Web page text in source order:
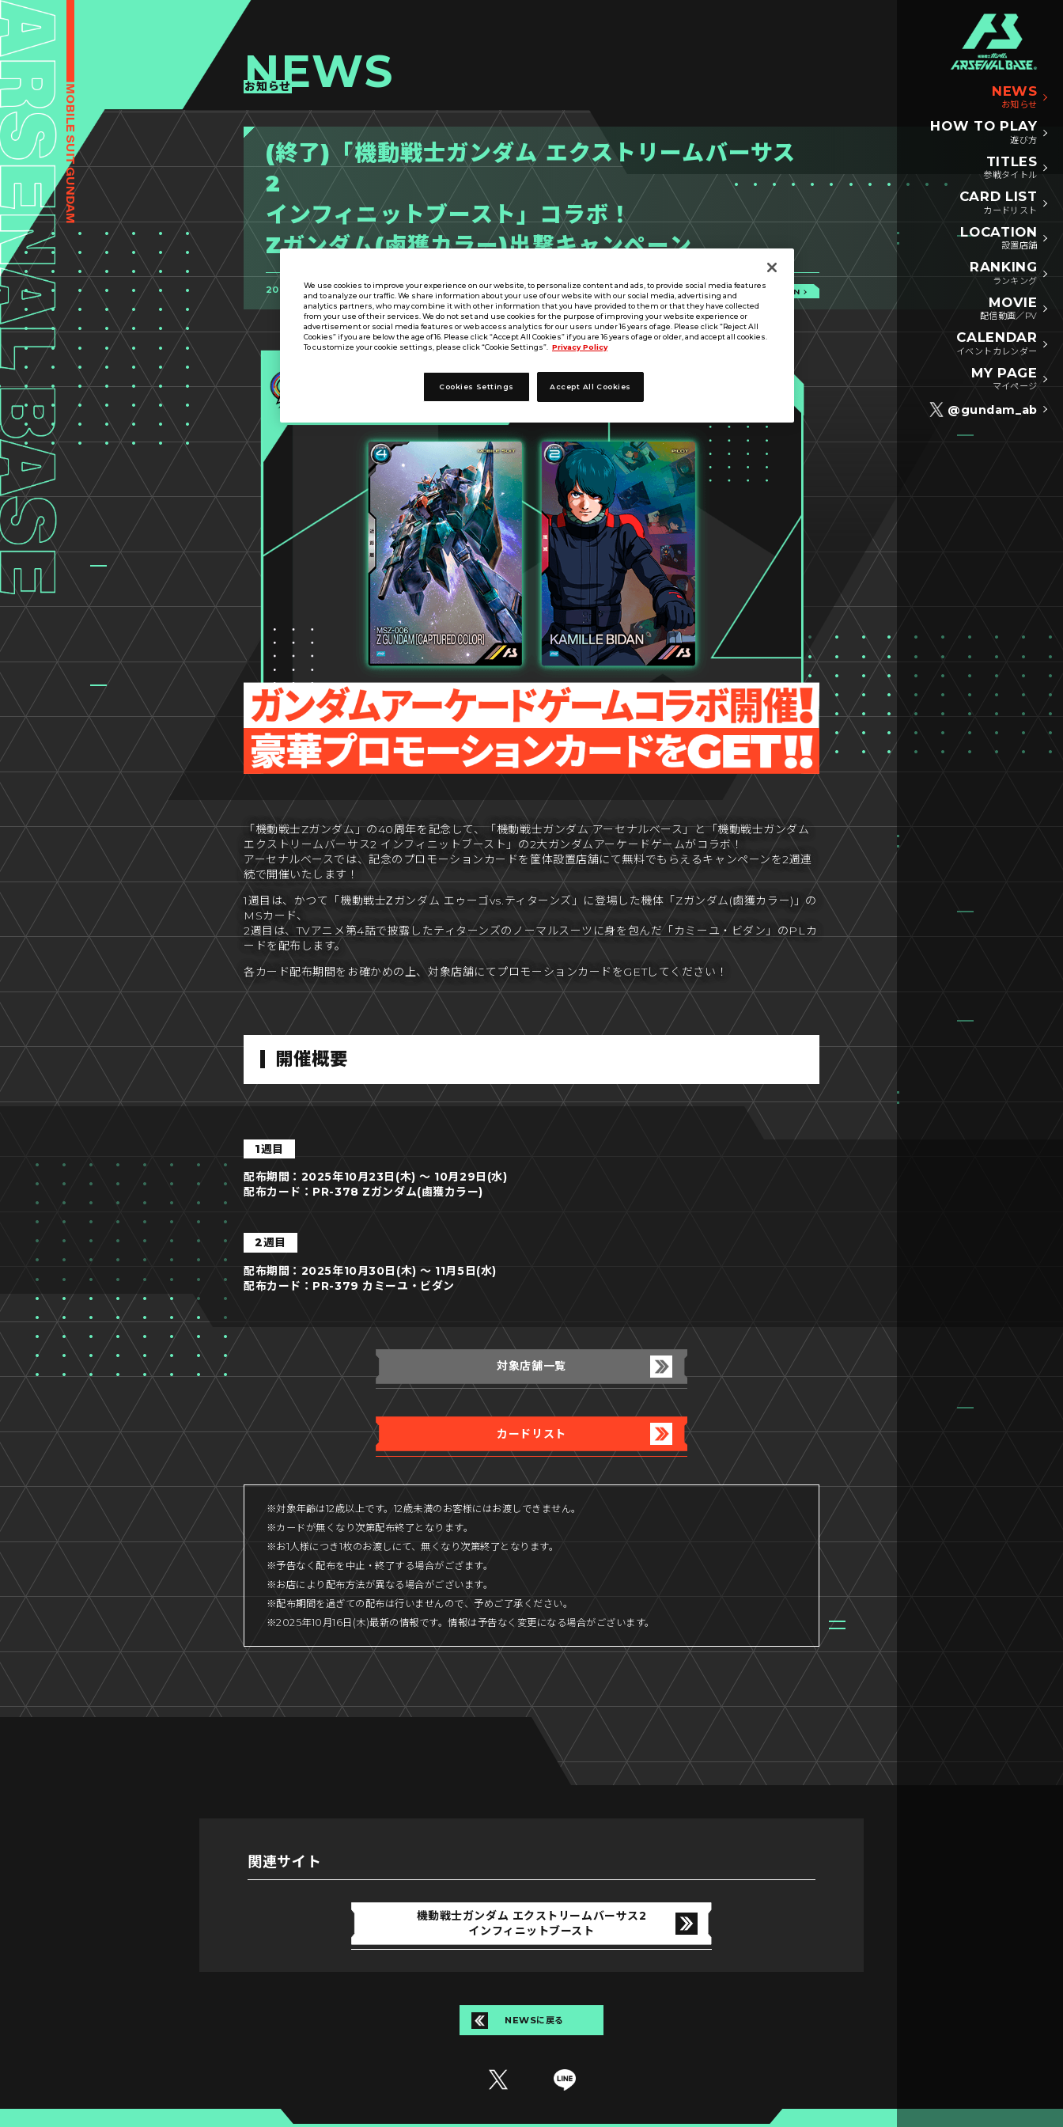
NEWS
お知らせ
HOW TO PLAY
遊び方
TITLES
参戦タイトル
CARD LIST
カードリスト
LOCATION
設置店舗
RANKING
ランキング
MOVIE
配信動画／PV
CALENDAR
イベントカレンダー
MY PAGE
マイページ
@gundam_ab
NEWS
お知らせ
(終了)「機動戦士ガンダム エクストリームバーサス
2
インフィニットブースト」コラボ！
Zガンダム(鹵獲カラー)出撃キャンペーン
2025.10.16 CAMPAIGN
「機動戦士Zガンダム」の40周年を記念して、「機動戦士ガンダム アーセナルベース」と「機動戦士ガンダム
エクストリームバーサス2 インフィニットブースト」の2大ガンダムアーケードゲームがコラボ！
アーセナルベースでは、記念のプロモーションカードを筐体設置店舗にて無料でもらえるキャンペーンを2週連
続で開催いたします！
1週目は、かつて「機動戦士Ζガンダム エゥーゴvs.ティターンズ」に登場した機体「Zガンダム(鹵獲カラー)」の
MSカード、
2週目は、TVアニメ第4話で披露したティターンズのノーマルスーツに身を包んだ「カミーユ・ビダン」のPLカ
ードを配布します。
各カード配布期間をお確かめの上、対象店舗にてプロモーションカードをGETしてください！
開催概要
1週目
配布期間：2025年10月23日(木) ～ 10月29日(水)
配布カード：PR-378 Zガンダム(鹵獲カラー)
2週目
配布期間：2025年10月30日(木) ～ 11月5日(水)
配布カード：PR-379 カミーユ・ビダン
対象店舗一覧
カードリスト
※対象年齢は12歳以上です。12歳未満のお客様にはお渡しできません。
※カードが無くなり次第配布終了となります。
※お1人様につき1枚のお渡しにて、無くなり次第終了となります。
※予告なく配布を中止・終了する場合がござます。
※お店により配布方法が異なる場合がございます。
※配布期間を過ぎての配布は行いませんので、予めご了承ください。
※2025年10月16日(木)最新の情報です。情報は予告なく変更になる場合がございます。
関連サイト
機動戦士ガンダム エクストリームバーサス2
インフィニットブースト
NEWSに戻る
We use cookies to improve your experience on our website, to personalize content and ads, to provide social media features
and to analyze our traffic. We share information about your use of our website with our social media, advertising and
analytics partners, who may combine it with other information that you have provided to them or that they have collected
from your use of their services. We do not set and use cookies for the purpose of improving your website experience or
advertisement or social media features or web access analytics for our users under 16 years of age. Please click “Reject All
Cookies” if you are below the age of 16. Please click “Accept All Cookies” if you are 16 years of age or older, and accept all cookies.
To customize your cookie settings, please click “Cookie Settings”.
Privacy Policy
Cookies Settings Accept All Cookies